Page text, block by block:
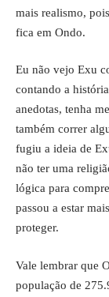
mais realismo,
fica em Ondo.
Eu não vejo Exu
contando a
anedotas, tenha
também correr
fugiu a ideia de
não ter uma
lógica para
passou a estar
proteger.
Vale lembrar que
população de